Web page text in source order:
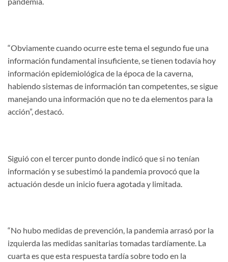
“Obviamente cuando ocurre este tema el segundo fue una
información fundamental insuficiente, se tienen todavía hoy
información epidemiológica de la época de la caverna,
habiendo sistemas de información tan competentes, se sigue
manejando una información que no te da elementos para la
acción”, destacó.
Siguió con el tercer punto donde indicó que si no tenían
información y se subestimó la pandemia provocó que la
actuación desde un inicio fuera agotada y limitada.
“No hubo medidas de prevención, la pandemia arrasó por la
izquierda las medidas sanitarias tomadas tardíamente. La
cuarta es que esta respuesta tardía sobre todo en la